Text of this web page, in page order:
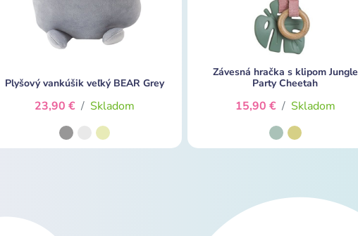
Plyšový vankúšik veľký BEAR Grey
23,90 € / Skladom
Závesná hračka s klipom Jungle
Party Cheetah
15,90 € / Skladom